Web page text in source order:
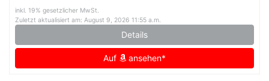
inkl. 19% gesetzlicher MwSt.
Zuletzt aktualisiert am: August 9, 2026 11:55 a.m.
Details
Auf ansehen*